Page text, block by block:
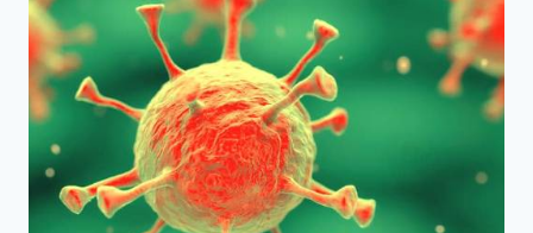
KÖK
HÜCRE
TEDAVISI